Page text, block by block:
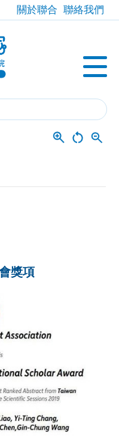
關於聯合 聯絡我們
獎項